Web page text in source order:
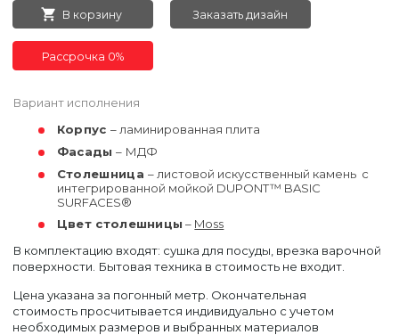
В корзину Заказать дизайн
Рассрочка 0%
Вариант исполнения
Корпус – ламинированная плита
Фасады – МДФ
Столешница– листовой искусственный камень с
интегрированной мойкой DUPONT™ BASIC
SURFACES®
Цвет столешницы – Moss
В комплектацию входят: сушка для посуды, врезка варочной
поверхности. Бытовая техника в стоимость не входит.
Цена указана за погонный метр. Окончательная
стоимость просчитывается индивидуально с учетом
необходимых размеров и выбранных материалов